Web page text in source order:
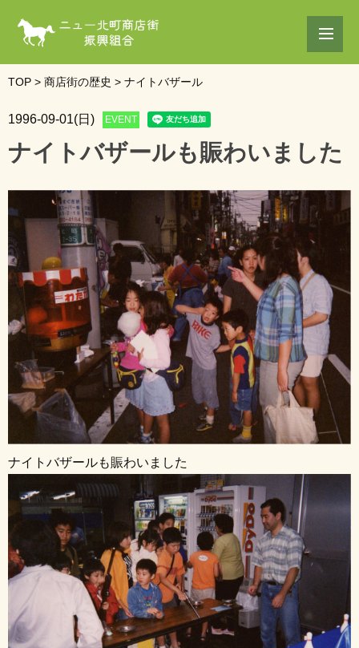
TOP > 商店街の歴史 > ナイトバザール
1996-09-01(日) EVENT
ナイトバザールも賑わいました
ナイトバザールも賑わいました